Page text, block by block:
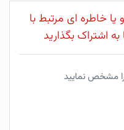
خاطره ای مرتبط با
به اشتراک بگذارید
مشخص نمایید